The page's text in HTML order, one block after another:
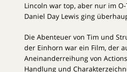
Lincoln war top, aber nur im
Daniel Day Lewis ging
Die Abenteuer von Tim und
der Einhorn war ein Film, der
Aneinanderreihung von
Handlung und